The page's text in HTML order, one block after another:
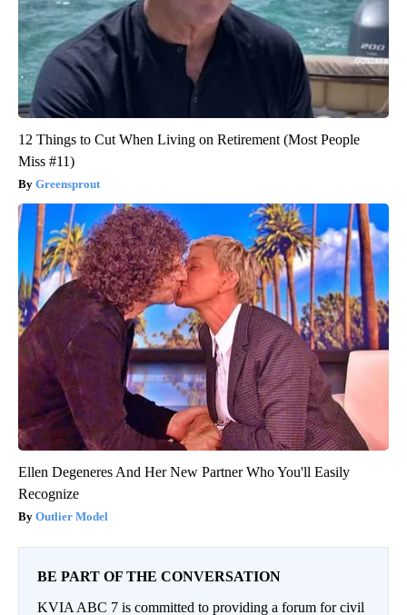
12 Things to Cut When Living on Retirement (Most People
Miss #11)
Greensprout
Ellen Degeneres And Her New Partner Who You'll Easily
Recognize
Outlier Model
BE PART OF THE CONVERSATION
KVIA ABC 7 is committed to providing a forum for civil